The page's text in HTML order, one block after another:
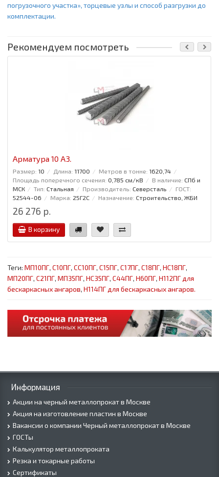
погрузочного участка», торцевые узлы и способ разгрузки до
комплектации.
Рекомендуем посмотреть
Арматура 10 А3.
Размер: 10 Длина: 11700 Метров в тонне: 1620,74
Площадь поперечного сечения: 0,785 см/кВ В наличие: СПб и
МСК
Тип: Стальная Производитель: Северсталь
ГОСТ:
52544-06
Марка: 25Г2С Назначение: Строительство, ЖБИ
26 276 р.
В корзину
Теги: МП10ПГ, С10ПГ, СС10ПГ, С15ПГ, С17ПГ, С18ПГ, НС18ПГ,
МП20ПГ, С21ПГ, МП35ПГ, НС35ПГ, С44ПГ, Н60ПГ, Н112ПГ для
бескаркасных ангаров, Н114ПГ для бескаркасных ангаров.
Информация
Акции на черный металлопрокат в Москве
Акция на изготовление пластин в Москве
Вакансии о компании Черный металлопрокат в Москве
ГОСТы
Калькулятор металлопроката
Резка и токарные работы
Сертификаты